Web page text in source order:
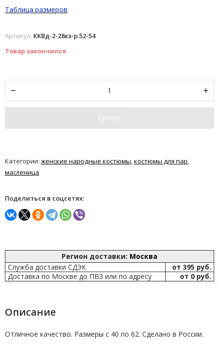
Таблица размеров
Артикул: ККВд-2-28кз-р.52-54
Товар закончился
Купить
Категории: женские народные костюмы костюмы для пар
масленица
Поделиться в соцсетях:
Регион доставки: Москва
Служба доставки СДЭК
от 395 руб.
Доставка по Москве до ПВЗ или по адресу
от 0 руб.
Описание
Отличное качество. Размеры с 40 по 62. Сделано в России.